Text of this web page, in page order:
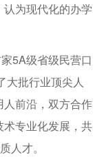
为现代化的办学
5A级省级民营口
大批行业顶尖人
前沿，双方合作
专业化发展，共
人才。